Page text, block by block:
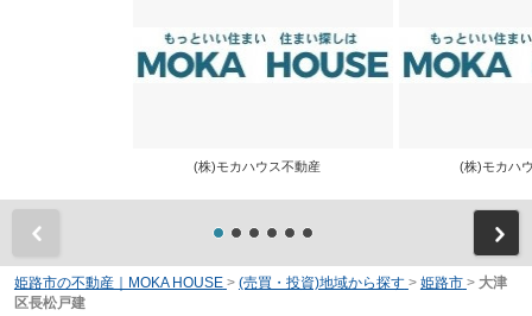
(株)モカハウス不動産 (株)モカハ
姫路市の不動産｜MOKA HOUSE > (売買・投資)地域から探す > 姫路市 > 大津
区長松戸建